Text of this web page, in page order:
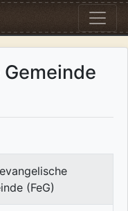
(FeG)